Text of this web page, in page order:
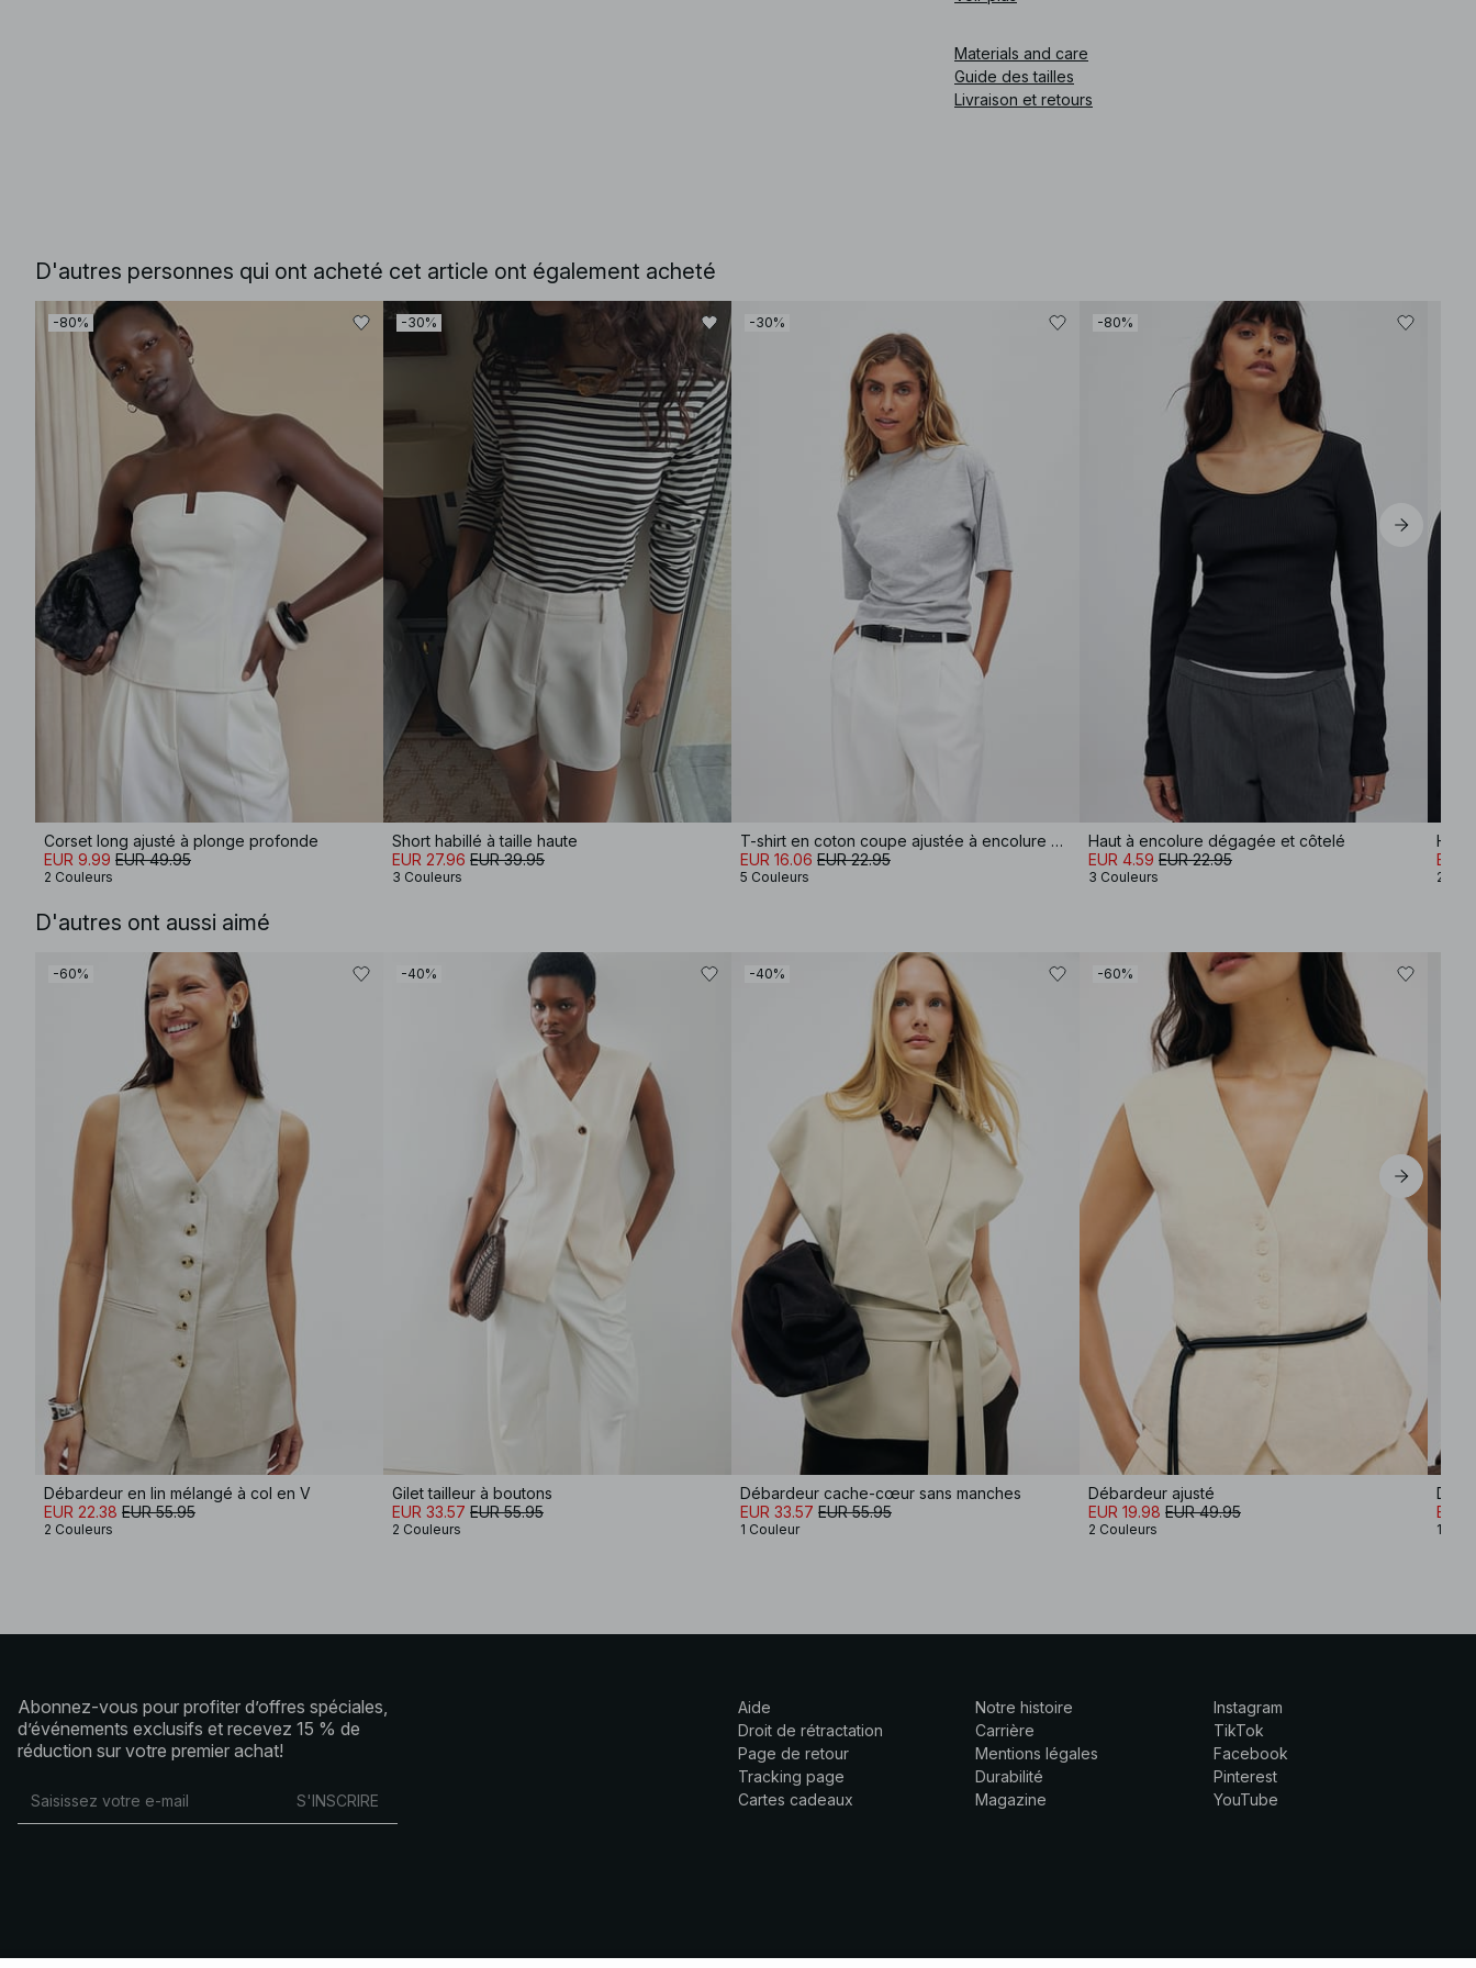
Materials and care
Guide des tailles
Livraison et retours
D'autres personnes qui ont acheté cet article ont également acheté
-80%
Corset long ajusté à plonge profonde
EUR 9.99 EUR 49.95
2 Couleurs
-30%
Short habillé à taille haute
EUR 27.96 EUR 39.95
3 Couleurs
-30%
T-shirt en coton coupe ajustée à encolure cheminée
EUR 16.06 EUR 22.95
5 Couleurs
-80%
Haut à encolure dégagée et côtelé
EUR 4.59 EUR 22.95
3 Couleurs
EUR
2
D'autres ont aussi aimé
-60%
Débardeur en lin mélangé à col en V
EUR 22.38 EUR 55.95
2 Couleurs
-40%
Gilet tailleur à boutons
EUR 33.57 EUR 55.95
2 Couleurs
-40%
Débardeur cache-cœur sans manches
EUR 33.57 EUR 55.95
1 Couleur
-60%
Débardeur ajusté
EUR 19.98 EUR 49.95
2 Couleurs
EUR
1
Abonnez-vous pour profiter d’offres spéciales,
d’événements exclusifs et recevez 15 % de
réduction sur votre premier achat!
S'INSCRIRE
Aide
Droit de rétractation
Page de retour
Tracking page
Cartes cadeaux
Notre histoire
Carrière
Mentions légales
Durabilité
Magazine
Instagram
TikTok
Facebook
Pinterest
YouTube